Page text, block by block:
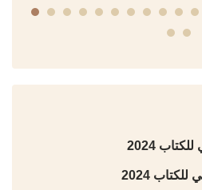
2024
2024